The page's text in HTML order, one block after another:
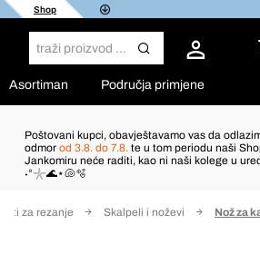
Shop
Asortiman Područja primjene
Poštovani kupci, obavještavamo vas da
odmor od 3.8. do 7.8. te u tom periodu naši
Jankomiru neće raditi, kao ni naši kolege u
˖°𓇼🌊⋆🐚🫧
za rezanje Skalpeli i noževi Nož za